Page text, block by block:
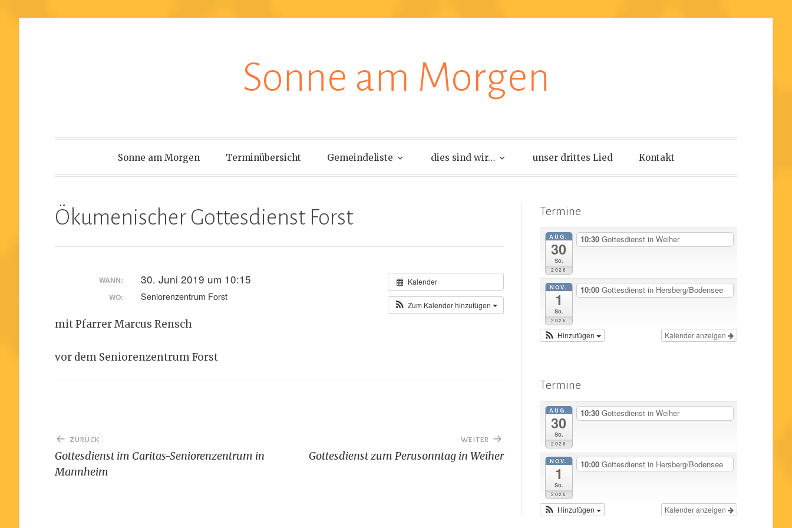
Sonne am Morgen
Sonne am Morgen Terminübersicht Gemeindeliste dies sind wir… unser drittes Lied Kontakt
Ökumenischer Gottesdienst Forst
Kalender
Zum Kalender hinzufügen
WANN: 30. Juni 2019 um 10:15
WO: Seniorenzentrum Forst
mit Pfarrer Marcus Rensch
vor dem Seniorenzentrum Forst
Beitragsnavigation
ZURÜCK
Gottesdienst im Caritas-Seniorenzentrum in
Mannheim
WEITER
Gottesdienst zum Perusonntag in Weiher
Termine
AUG.
30
So.
2026
10:30 Gottesdienst in Weiher
NOV.
1
So.
2026
10:00 Gottesdienst in Hersberg/Bodensee
Kalender anzeigen
Hinzufügen
Termine
AUG.
30
So.
2026
10:30 Gottesdienst in Weiher
NOV.
1
So.
2026
10:00 Gottesdienst in Hersberg/Bodensee
Kalender anzeigen
Hinzufügen